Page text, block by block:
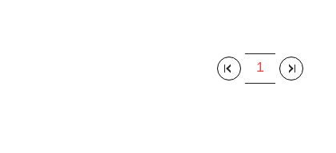
1